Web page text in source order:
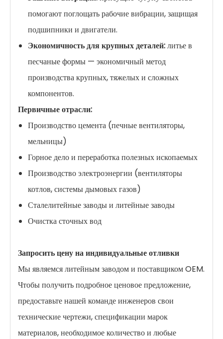
помогают поглощать рабочие вибрации, защищая
подшипники и двигатели.
Экономичность для крупных деталей:литье в
песчаные формы — экономичный метод
производства крупных, тяжелых и сложных
компонентов.
Первичные отрасли:
Производство цемента (печные вентиляторы,
мельницы)
Горное дело и переработка полезных ископаемых
Производство электроэнергии (вентиляторы
котлов, системы дымовых газов)
Сталелитейные заводы и литейные заводы
Очистка сточных вод
Запросить цену на индивидуальные отливки
Мы являемся литейным заводом и поставщиком OEM.
Чтобы получить подробное ценовое предложение,
предоставьте нашей команде инженеров свои
технические чертежи, спецификации марок
материалов, необходимое количество и любые